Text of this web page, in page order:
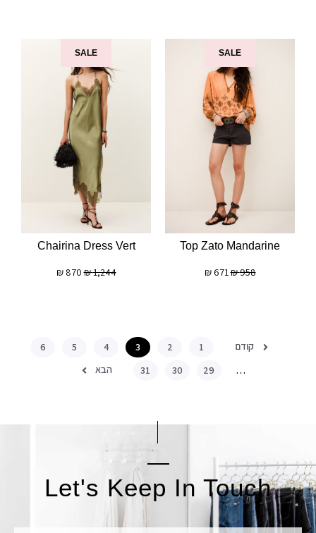
SALE
Top Zato Mandarine
958
₪
671
₪
SALE
Chairina Dress Vert
1,244
₪
870
₪
קודם 1
2
3
4
5
6
…
29
30
31 הבא
Let's Keep In Touch
אימייל